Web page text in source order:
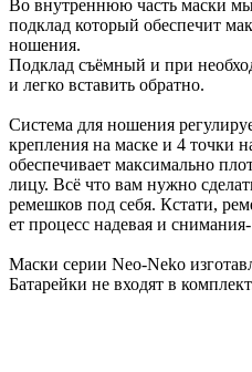
Во внутреннюю часть маски
подклад который обеспечит
ношения.
Подклад съёмный и при
и легко вставить обратно.
Система для ношения
крепления на маске и 4 точки
обеспечивает максимально
лицу. Всё что вам нужно
ремешков под себя. Кстати,
ет процесс надевая и
Маски серии Neo-Neko
Батарейки не входят в